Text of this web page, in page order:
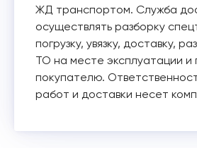
ЖД транспортом. Служба
осуществлять разборку
погрузку, увязку, доставку,
ТО на месте эксплуатации и
покупателю.
работ и доставки несет